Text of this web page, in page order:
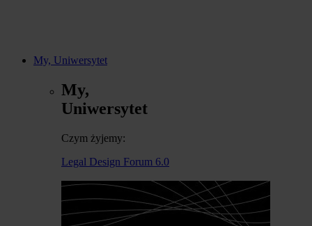
My, Uniwersytet
My,
Uniwersytet
Czym żyjemy:
Legal Design Forum 6.0